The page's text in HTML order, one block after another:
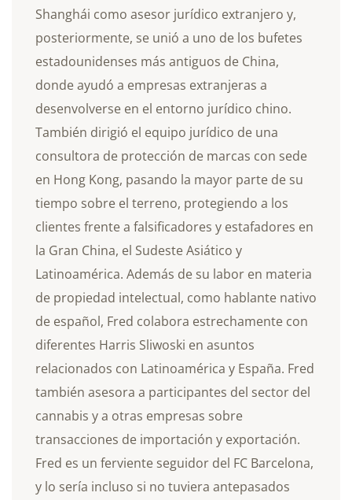
Shanghái como asesor jurídico extranjero y,
posteriormente, se unió a uno de los bufetes
estadounidenses más antiguos de China,
donde ayudó a empresas extranjeras a
desenvolverse en el entorno jurídico chino.
También dirigió el equipo jurídico de una
consultora de protección de marcas con sede
en Hong Kong, pasando la mayor parte de su
tiempo sobre el terreno, protegiendo a los
clientes frente a falsificadores y estafadores en
la Gran China, el Sudeste Asiático y
Latinoamérica. Además de su labor en materia
de propiedad intelectual, como hablante nativo
de español, Fred colabora estrechamente con
diferentes Harris Sliwoski en asuntos
relacionados con Latinoamérica y España. Fred
también asesora a participantes del sector del
cannabis y a otras empresas sobre
transacciones de importación y exportación.
Fred es un ferviente seguidor del FC Barcelona,
y lo sería incluso si no tuviera antepasados